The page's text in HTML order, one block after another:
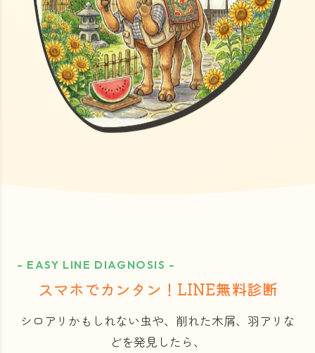
- EASY LINE DIAGNOSIS -
スマホでカンタン！LINE無料診断
シロアリかもしれない虫や、削れた木屑、羽アリな
どを発見したら、